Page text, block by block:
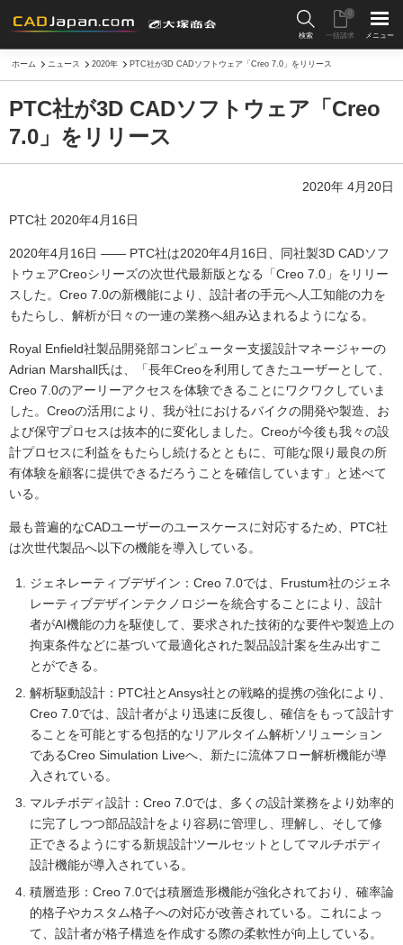
検索 一括請求
0
メニュー
ホーム ニュース 2020年 PTC社が3D CADソフトウェア「Creo 7.0」をリリース
PTC社が3D CADソフトウェア「Creo
7.0」をリリース
2020年 4月20日
PTC社 2020年4月16日
2020年4月16日 ―― PTC社は2020年4月16日、同社製3D CADソフ
トウェアCreoシリーズの次世代最新版となる「Creo 7.0」をリリー
スした。Creo 7.0の新機能により、設計者の手元へ人工知能の力を
もたらし、解析が日々の一連の業務へ組み込まれるようになる。
Royal Enfield社製品開発部コンピューター支援設計マネージャーの
Adrian Marshall氏は、「長年Creoを利用してきたユーザーとして、
Creo 7.0のアーリーアクセスを体験できることにワクワクしていま
した。Creoの活用により、我が社におけるバイクの開発や製造、お
よび保守プロセスは抜本的に変化しました。Creoが今後も我々の設
計プロセスに利益をもたらし続けるとともに、可能な限り最良の所
有体験を顧客に提供できるだろうことを確信しています」と述べて
いる。
最も普遍的なCADユーザーのユースケースに対応するため、PTC社
は次世代製品へ以下の機能を導入している。
ジェネレーティブデザイン：Creo 7.0では、Frustum社のジェネ
レーティブデザインテクノロジーを統合することにより、設計
者がAI機能の力を駆使して、要求された技術的な要件や製造上の
拘束条件などに基づいて最適化された製品設計案を生み出すこ
とができる。
解析駆動設計：PTC社とAnsys社との戦略的提携の強化により、
Creo 7.0では、設計者がより迅速に反復し、確信をもって設計す
ることを可能とする包括的なリアルタイム解析ソリューション
であるCreo Simulation Liveへ、新たに流体フロー解析機能が導
入されている。
マルチボディ設計：Creo 7.0では、多くの設計業務をより効率的
に完了しつつ部品設計をより容易に管理し、理解し、そして修
正できるようにする新規設計ツールセットとしてマルチボディ
設計機能が導入されている。
積層造形：Creo 7.0では積層造形機能が強化されており、確率論
的格子やカスタム格子への対応が改善されている。これによっ
て、設計者が格子構造を作成する際の柔軟性が向上している。